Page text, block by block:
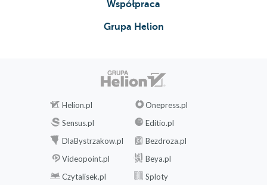
Współpraca
Grupa Helion
Helion.pl
Onepress.pl
Sensus.pl
Editio.pl
DlaBystrzakow.pl
Bezdroza.pl
Videopoint.pl
Beya.pl
Czytalisek.pl
Sploty